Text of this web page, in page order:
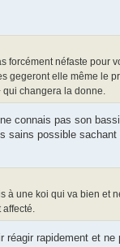
forcément néfaste pour
gegeront elle même le
qui changera la donne.
connais pas son
sains possible
à une koi qui va bien et
rapidement et ne